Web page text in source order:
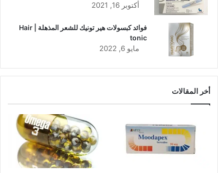
أكتوبر 16, 2021
فوائد كبسولات هير تونيك للشعر المذهلة | Hair
tonic
مايو 6, 2022
أخر المقالات